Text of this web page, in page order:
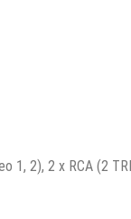
1, 2), 2 x RCA (2